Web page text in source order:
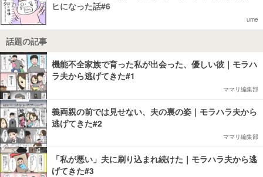
ヒになった話#6
ume
話題の記事
機能不全家族で育った私が出会った、優しい彼｜モラハ
ラ夫から逃げてきた#1
ママリ編集部
義両親の前では見せない、夫の裏の姿｜モラハラ夫から
逃げてきた#2
ママリ編集部
「私が悪い」夫に刷り込まれ続けた｜モラハラ夫から逃
げてきた#3